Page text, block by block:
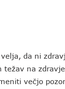
da ni
na
večjo